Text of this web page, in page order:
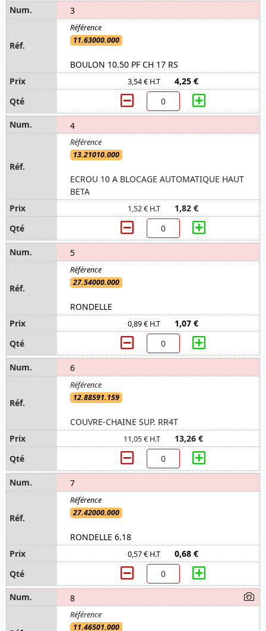
3
11.63000.000
BOULON 10.50 PF CH 17 RS
3,54 € H.T 4,25 €
4
13.21010.000
ECROU 10 A BLOCAGE AUTOMATIQUE HAUT
BETA
1,52 € H.T 1,82 €
5
27.54000.000
RONDELLE
0,89 € H.T 1,07 €
6
12.88591.159
COUVRE-CHAINE SUP. RR4T
11,05 € H.T 13,26 €
7
27.42000.000
RONDELLE 6.18
0,57 € H.T 0,68 €
8
11.46501.000